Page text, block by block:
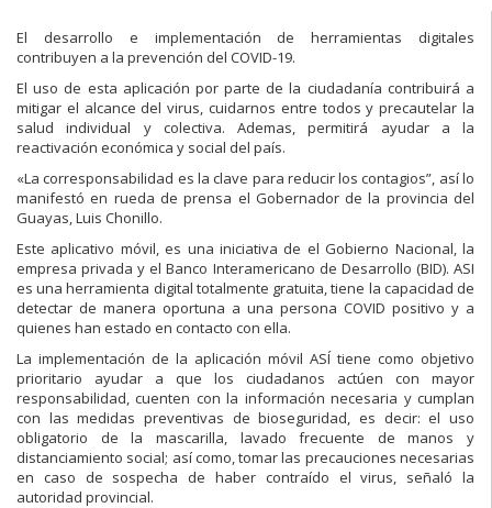
El desarrollo e implementación de herramientas digitales
contribuyen a la prevención del COVID-19.
El uso de esta aplicación por parte de la ciudadanía contribuirá a
mitigar el alcance del virus, cuidarnos entre todos y precautelar la
salud individual y colectiva. Ademas, permitirá ayudar a la
reactivación económica y social del país.
«La corresponsabilidad es la clave para reducir los contagios”, así lo
manifestó en rueda de prensa el Gobernador de la provincia del
Guayas, Luis Chonillo.
Este aplicativo móvil, es una iniciativa de el Gobierno Nacional, la
empresa privada y el Banco Interamericano de Desarrollo (BID). ASI
es una herramienta digital totalmente gratuita, tiene la capacidad de
detectar de manera oportuna a una persona COVID positivo y a
quienes han estado en contacto con ella.
La implementación de la aplicación móvil ASÍ tiene como objetivo
prioritario ayudar a que los ciudadanos actúen con mayor
responsabilidad, cuenten con la información necesaria y cumplan
con las medidas preventivas de bioseguridad, es decir: el uso
obligatorio de la mascarilla, lavado frecuente de manos y
distanciamiento social; así como, tomar las precauciones necesarias
en caso de sospecha de haber contraído el virus, señaló la
autoridad provincial.